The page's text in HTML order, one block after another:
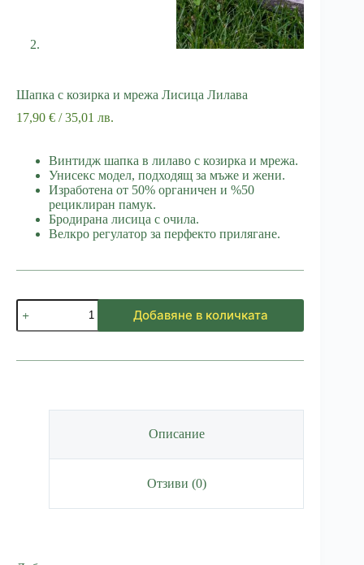
Шапка с козирка и мрежа Лисица Лилава
17,90 € / 35,01 лв.
Винтидж шапка в лилаво с козирка и мрежа.
Унисекс модел, подходящ за мъже и жени.
Изработена от 50% органичен и %50
рециклиран памук.
Бродирана лисица с очила.
Велкро регулатор за перфекто прилягане.
количество
за
Шапка
козирка
Добавяне в количката
Описание
Отзиви (0)